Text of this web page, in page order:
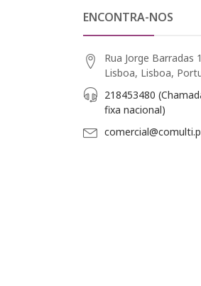
ENCONTRA-NOS
Rua Jorge Barradas
Lisboa, Lisboa,
218453480
fixa nacional)